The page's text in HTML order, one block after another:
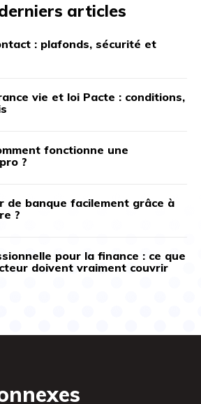
articles
: plafonds, sécurité et
vie et loi Pacte : conditions,
fonctionne une
?
de banque facilement grâce à
?
pour la finance : ce que
doivent vraiment couvrir